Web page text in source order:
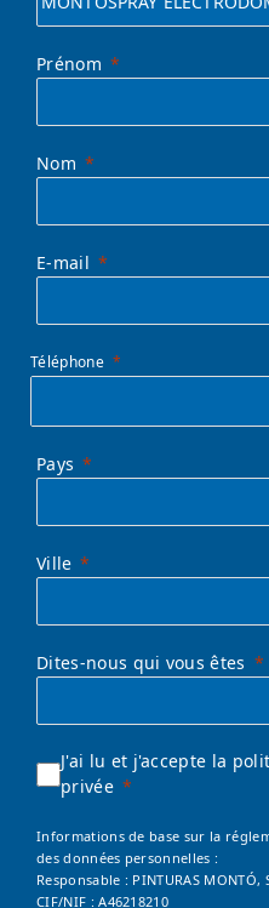
Prénom
Nom
E-mail
Téléphone
Pays
Ville
Dites-nous qui vous êtes
J'ai lu et j'accepte la
privée
Informations de base sur la
des données personnelles :
Responsable : PINTURAS MONTÓ,
CIF/NIF : A46218210